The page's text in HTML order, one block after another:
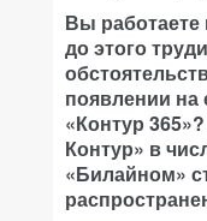
Вы работаете
до этого
появлении на
«Контур
Контур» в
«Билайном»